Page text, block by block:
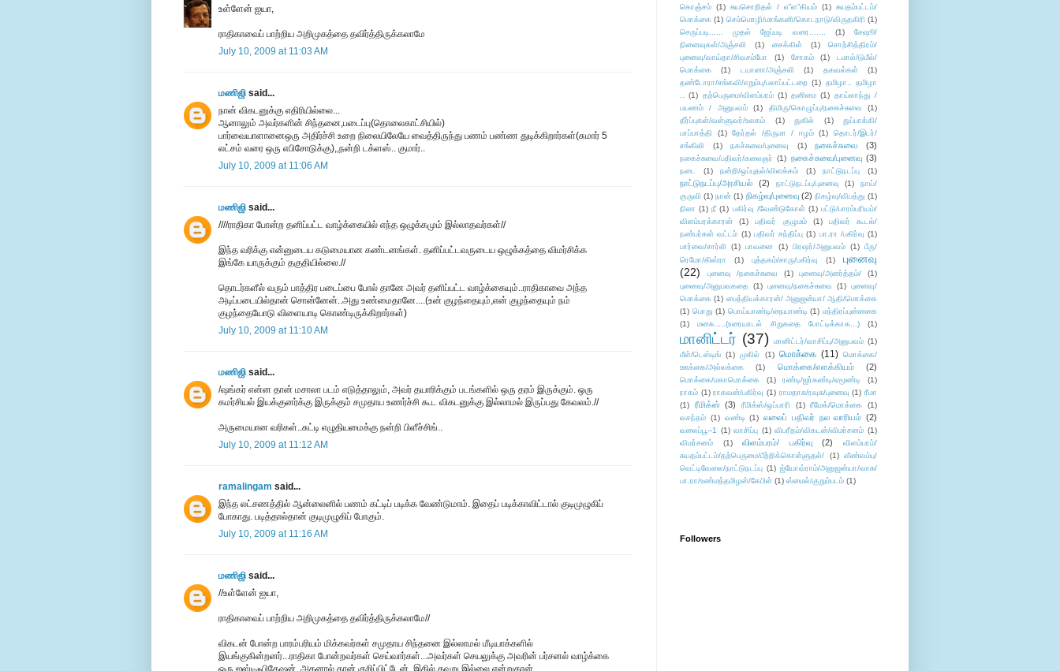
உள்ளேன் ஐயா,
ராதிகாவைப் பாற்றிய அறிமுகத்தை தவிர்த்திருக்கலாமே
July 10, 2009 at 11:03 AM
மணிஜி said...
நான் விகடனுக்கு எதிரியில்லை...
ஆனாலும் அவர்களின் சிந்தனை,படைப்பு(தொலைகாட்சியில்)
பார்வையாளானைஒரு அதிர்ச்சி உறை நிலையிலேயே வைத்திருந்து பணம் பண்ண துடிக்கிறார்கள்(சுமார் 5
லட்சம் வரை ஒரு எபிசோடுக்கு),,நன்றி டக்ளஸ்.. குமார்..
July 10, 2009 at 11:06 AM
மணிஜி said...
////ராதிகா போன்ற தனிப்பட்ட வாழ்க்கையில் எந்த ஒழுக்கமும் இல்லாதவர்கள்//
இந்த வரிக்கு என்னுடைய கடுமையான கண்டனங்கள். தனிப்பட்டவருடைய ஒழுக்கத்தை விமர்சிக்க
இங்கே யாருக்கும் தகுதியில்லை.//
தொடர்களீல் வரும் பாத்திர படைப்பை போல் தானே அவர் தனிப்பட்ட வாழ்க்கையும்..ராதிகாவை அந்த
அடிப்படையில்தான் சொன்னேன்..அது உண்மைதானே....(உன் குழந்தையும்,என் குழந்தையும் நம்
குழந்தையோடு விளையாடி கொண்டிருக்கிறார்கள்)
July 10, 2009 at 11:10 AM
மணிஜி said...
/ஷங்கர் என்ன தான் மசாலா படம் எடுத்தாலும், அவர் தயாரிக்கும் படங்களில் ஒரு தரம் இருக்கும். ஒரு
கமர்சியல் இயக்குனர்க்கு இருக்கும் சமுதாய உணர்ச்சி கூட விகடனுக்கு இல்லாமல் இருப்பது கேவலம்.//
அருமையான வரிகள்..சுட்டி எழுதியமைக்கு நன்றி பிளீச்சிங்..
July 10, 2009 at 11:12 AM
ramalingam said...
இந்த லட்சணத்தில் ஆன்லைனில் பணம் கட்டிப் படிக்க வேண்டுமாம். இதைப் படிக்காவிட்டால் குடிமுழுகிப்
போகாது. படித்தால்தான் குடிமுழுகிப் போகும்.
July 10, 2009 at 11:16 AM
மணிஜி said...
//உள்ளேன் ஐயா,
ராதிகாவைப் பாற்றிய அறிமுகத்தை தவிர்த்திருக்கலாமே//
விகடன் போன்ற பாரம்பரியம் மிக்கவர்கள் சமுதாய சிந்தனை இல்லாமல் மீடியாக்களில்
இயங்குகின்றனர்...ராதிகா போன்றவர்கள் செய்வார்கள்...அவர்கள் செயலுக்கு அவரின் பர்சனல் வாழ்க்கை
ஒரு ஜஸ்டிஃபிகேஷன்..அதனால் தான் குறிப்பிட்டேன்..இதில் தவறு இல்லை என்றுதான்
கொஞ்சம் (1) சுயசொறிதல் / எ”ள”கியம் (1) சுயதம்பட்டம்/
மொக்கை (1) செம்மொழி/மாங்கனி/கொடநாடு/விருதகிரி (1)
செருப்படி...... முதல் ஜேப்படி வரை.......
(1)
சேஷூ/
நினைவுகள்/அஞ்சலி
(1) சைக்கிள் (1)
சொற்சித்திரம்/
புனைவு/வாய்தா/சிவசம்போ
(1) சோகம் (1)
டமால்/டுமீல்/
மொக்கை
(1) டயானா/அஞ்சலி (1) தகவல்கள்
(1)
தண்டோரா/சங்கவி/எறும்பு/பலாப்பட்டறை (1) தமிழா.. தமிழா
.. (1) தற்பெருமை/விளம்பரம் (1) தனிமை (1) தாய்லாந்து /
பயணம் / அனுபவம்
(1) திமிரு/கொழுப்பு/நகைச்சுவை
(1)
தீர்ப்புகள்/வள்ளுவர்/உலகம்
(1) துகில் (1)
துப்பாக்கி/
பாப்பாத்தி
(1) தேர்தல் /திருமா / ஈழம் (1)
தொடர்/இடர்/
சங்கிலி
(1) நகச்சுவை/புனைவு (1) நகைச்சுவை (3)
நகைச்சுவை/பதிவர்/கலைஞர் (1) நகைச்சுவை/புனைவு (3)
நடை (1) நன்றி/ஒப்புதல்/விளக்கம் (1) நாட்டுநடப்பு (1)
நாட்டுநடப்பு/அரசியல் (2) நாட்டுநடப்பு/புனைவு (1)
நாய்/
குருவி (1) நான் (1) நிகழ்வு/புனைவு (2) நிகழ்வு/விபத்து (1)
நிலா (1) நீ (1) பகிர்வு /வேண்டுகோள் (1) பட்டு/பாரம்பரியம்/
விளம்பரக்காரன்
(1) பதிவர் குழுமம் (1)
பதிவர் கூடல்/
நண்பர்கள் வட்டம் (1) பதிவர் சந்திப்பு (1) பா.ரா /பகிர்வு (1)
பார்வை/சார்லி
(1) பாவனை (1) பிரஷர்/அனுபவம் (1) பீரு/
ரெமோ/கிஸ்ரா
(1) புத்தகம்/சாரு/பகிர்வு (1)
புனைவு
(22)
புனைவு /நகைச்சுவை (1) புனைவு/அனர்த்தம்/
(1)
புனைவு/அனுபவகதை (1) புனைவு/நகைச்சுவை (1) புனைவு/
மொக்கை (1) பைத்தியக்காரன்/ அனுஜன்யா/ ஆதி/மொக்கை
(1) பொது (1) பொய்யாண்டி/நையாண்டி (1) மந்திரப்புன்னகை
(1)
மனசு.....(உரையாடல் சிறுகதை போட்டிக்காக...) (1)
மானிட்டர் (37) மானிட்டர்/வாசிப்பு/அனுபவம் (1)
மீள்/டெஸ்டிங் (1) முகில் (1) மொக்கை (11) மொக்கை/
ஊக்கை/அல்லக்கை
(1) மொக்கை/எளக்கியம் (2)
மொக்கை/மகாமொக்கை (1) ரண்டி/ஜர்கண்டி/ஏமூண்டி
(1)
ராகம் (1) ராகவன்/பகிர்வு (1) ராமதாசு/ரவுசு/புனைவு (1) ரீமா
(1)
ரீமிக்ஸ் (3) ரீமிக்ஸ்/ஒப்பாரி (1) ரீமேக்/மொக்கை
(1)
வசந்தம் (1) வண்டி (1) வலைப் பதிவர் நல வாரியம் (2)
வலைப்பூ--1 (1) வாசிப்பு (1) விபரீதம்/விகடன்/விமர்சனம் (1)
விமர்சனம்
(1) விளம்பரம்/ பகிர்வு (2)
விளம்பரம்/
சுயதம்பட்டம்/தற்பெருமை/பீற்றிக்கொள்ளுதல்/
(1) வீண்வம்பு/
வெட்டிவேலை/நாட்டுநடப்பு (1) ஜ்யோவ்ராம்/அனுஜன்யா/வாசு/
பா.ரா/உண்மத்தமிழன்/கேபிள் (1) ஸ்மைல்/குறும்படம் (1)
Followers